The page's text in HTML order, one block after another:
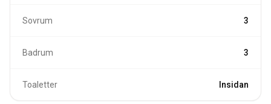
Sovrum 3
Badrum 3
Toaletter Insidan